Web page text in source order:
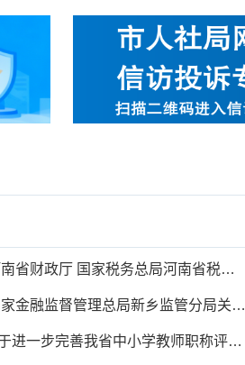
河南省人力资源和社会保障厅 河南省教育厅 河南省财政厅 国家税务总局河南省税务局关于转发《关于失业保险支持企业稳岗扩岗的通知》的...
新乡市人力资源和社会保障局 新乡市财政局 国家金融监督管理总局新乡监管分局关于印发《新乡市补充工伤保险试点工作实施方案》...
河南省人力资源和社会保障厅 河南省教育厅关于进一步完善我省中小学教师职称评价标准的通知